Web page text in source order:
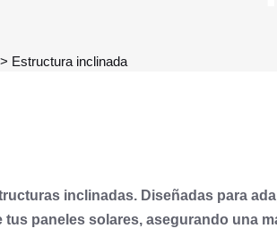
Estructura inclinada
inclinadas. Diseñadas para
paneles solares, asegurando una